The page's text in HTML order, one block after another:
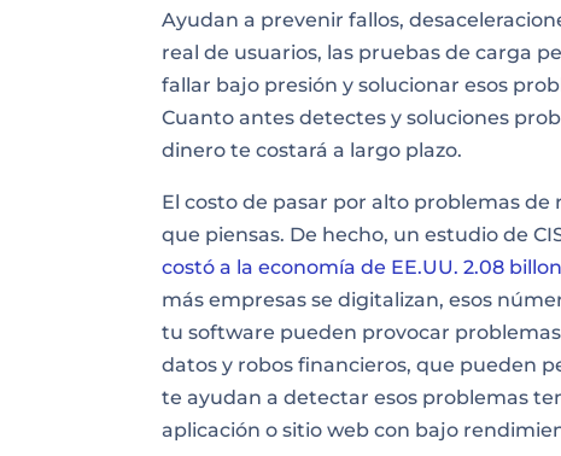
Ayudan a prevenir fallos,
real de usuarios, las pruebas de carga
fallar bajo presión y solucionar esos
Cuanto antes detectes y soluciones
dinero te costará a largo plazo.
El costo de pasar por alto problemas
que piensas. De hecho, un estudio de
costó a la economía de EE.UU. 2.08
más empresas se digitalizan, esos
tu software pueden provocar
datos y robos financieros, que pueden
te ayudan a detectar esos problemas
aplicación o sitio web con bajo